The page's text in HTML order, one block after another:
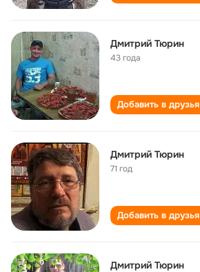
Дмитрий Тюрин
43 года
Добавить в друзья
Дмитрий Тюрин
71 год
Добавить в друзья
Дмитрий Тюрин